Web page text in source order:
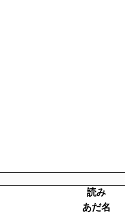
読み
あだ名